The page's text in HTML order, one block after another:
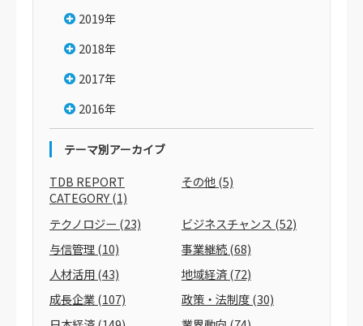
2019年
2018年
2017年
2016年
テーマ別アーカイブ
TDB REPORT
CATEGORY(1)
その他(5)
テクノロジー (23) ビジネスチャンス (52)
与信管理(10) 事業継続(68)
人材活用(43) 地域経済(72)
成長企業(107) 政策・法制度(30)